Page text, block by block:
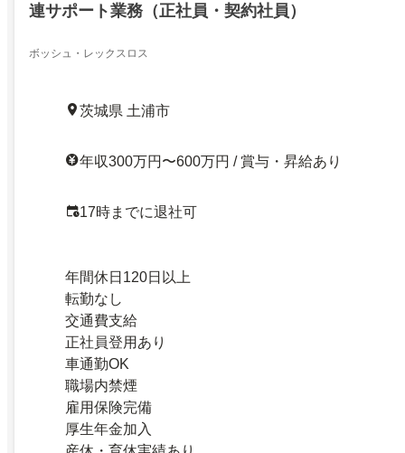
連サポート業務（正社員・契約社員）
ボッシュ・レックスロス
茨城県 土浦市
年収300万円〜600万円 / 賞与・昇給あり
17時までに退社可
年間休日120日以上
転勤なし
交通費支給
正社員登用あり
車通勤OK
職場内禁煙
雇用保険完備
厚生年金加入